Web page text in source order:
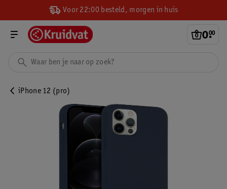
Voor 22:00 besteld, morgen in huis
0.
00
iPhone 12 (pro)